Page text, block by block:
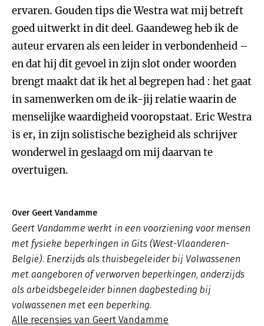
ervaren. Gouden tips die Westra wat mij betreft
goed uitwerkt in dit deel. Gaandeweg heb ik de
auteur ervaren als een leider in verbondenheid –
en dat hij dit gevoel in zijn slot onder woorden
brengt maakt dat ik het al begrepen had : het gaat
in samenwerken om de ik-jij relatie waarin de
menselijke waardigheid vooropstaat. Eric Westra
is er, in zijn solistische bezigheid als schrijver
wonderwel in geslaagd om mij daarvan te
overtuigen.
Over Geert Vandamme
Geert Vandamme werkt in een voorziening voor mensen
met fysieke beperkingen in Gits (West-Vlaanderen-
België). Enerzijds als thuisbegeleider bij Volwassenen
met aangeboren of verworven beperkingen, anderzijds
als arbeidsbegeleider binnen dagbesteding bij
volwassenen met een beperking.
Alle recensies van Geert Vandamme